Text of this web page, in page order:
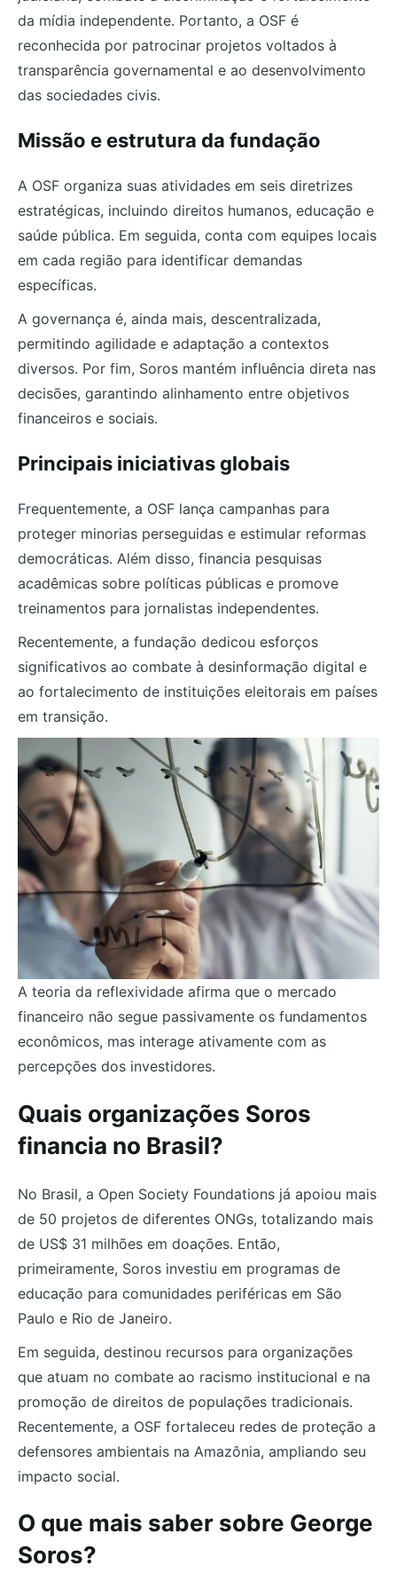
da mídia independente. Portanto, a OSF é
reconhecida por patrocinar projetos voltados à
transparência governamental e ao desenvolvimento
das sociedades civis.
Missão e estrutura da fundação
A OSF organiza suas atividades em seis diretrizes
estratégicas, incluindo direitos humanos, educação e
saúde pública. Em seguida, conta com equipes locais
em cada região para identificar demandas
específicas.
A governança é, ainda mais, descentralizada,
permitindo agilidade e adaptação a contextos
diversos. Por fim, Soros mantém influência direta nas
decisões, garantindo alinhamento entre objetivos
financeiros e sociais.
Principais iniciativas globais
Frequentemente, a OSF lança campanhas para
proteger minorias perseguidas e estimular reformas
democráticas. Além disso, financia pesquisas
acadêmicas sobre políticas públicas e promove
treinamentos para jornalistas independentes.
Recentemente, a fundação dedicou esforços
significativos ao combate à desinformação digital e
ao fortalecimento de instituições eleitorais em países
em transição.
A teoria da reflexividade afirma que o mercado
financeiro não segue passivamente os fundamentos
econômicos, mas interage ativamente com as
percepções dos investidores.
Quais organizações Soros
financia no Brasil?
No Brasil, a Open Society Foundations já apoiou mais
de 50 projetos de diferentes ONGs, totalizando mais
de US$ 31 milhões em doações. Então,
primeiramente, Soros investiu em programas de
educação para comunidades periféricas em São
Paulo e Rio de Janeiro.
Em seguida, destinou recursos para organizações
que atuam no combate ao racismo institucional e na
promoção de direitos de populações tradicionais.
Recentemente, a OSF fortaleceu redes de proteção a
defensores ambientais na Amazônia, ampliando seu
impacto social.
O que mais saber sobre George
Soros?